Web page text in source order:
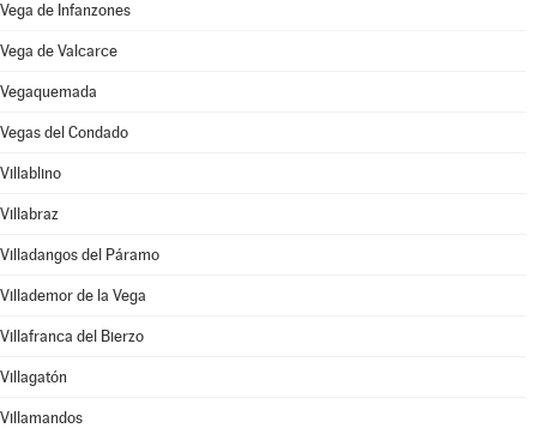
Vega de Infanzones
Vega de Valcarce
Vegaquemada
Vegas del Condado
Villablino
Villabraz
Villadangos del Páramo
Villademor de la Vega
Villafranca del Bierzo
Villagatón
Villamandos